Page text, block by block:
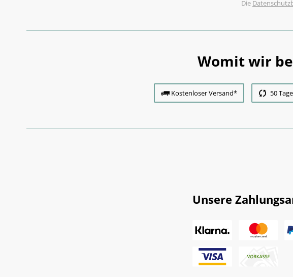
Die
Womit wir
Kostenloser Versand* 50
Unsere